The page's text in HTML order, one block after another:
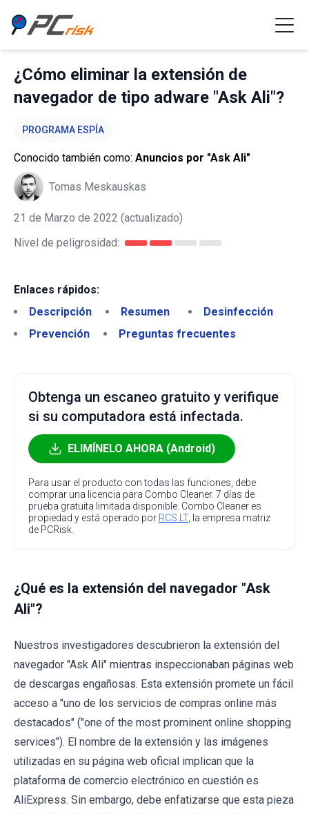
¿Cómo eliminar la extensión de
navegador de tipo adware "Ask Ali"?
PROGRAMA ESPÍA
Conocido también como: Anuncios por "Ask Ali"
Tomas Meskauskas
21 de Marzo de 2022 (actualizado)
Nivel de peligrosidad:
Enlaces rápidos:
Descripción
Resumen
Desinfección
Prevención
Preguntas frecuentes
Obtenga un escaneo gratuito y verifique
si su computadora está infectada.
ELIMÍNELO AHORA (Android)
Para usar el producto con todas las funciones, debe
comprar una licencia para Combo Cleaner. 7 días de
prueba gratuita limitada disponible. Combo Cleaner es
propiedad y está operado por RCS LT, la empresa matriz
de PCRisk.
¿Qué es la extensión del navegador "Ask
Ali"?
Nuestros investigadores descubrieron la extensión del
navegador "Ask Ali" mientras inspeccionaban páginas web
de descargas engañosas. Esta extensión promete un fácil
acceso a "uno de los servicios de compras online más
destacados" ("one of the most prominent online shopping
services"). El nombre de la extensión y las imágenes
utilizadas en su página web oficial implican que la
plataforma de comercio electrónico en cuestión es
AliExpress. Sin embargo, debe enfatizarse que esta pieza